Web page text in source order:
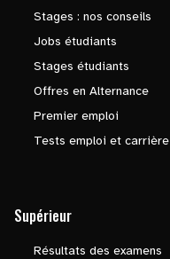
Stages : nos conseils
Jobs étudiants
Stages étudiants
Offres en Alternance
Premier emploi
Tests emploi et carrière
Supérieur
Résultats des examens